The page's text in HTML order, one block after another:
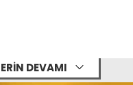
DEVAMI